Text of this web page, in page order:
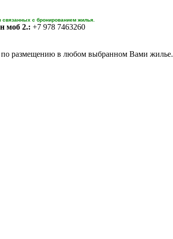
с бронированием жилья.
моб 2.: +7 978 7463260
по размещению в любом выбранном Вами жилье.